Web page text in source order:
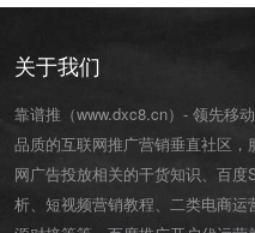
关于我们
靠谱推（www.dxc8.cn）- 领先移
品质的互联网推广营销垂直社区
网广告投放相关的干货知识、百
析、短视频营销教程、二类电商运